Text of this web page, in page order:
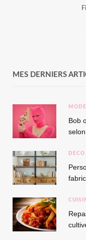
MES DERNIERS
MODE
Bob
DÉCO